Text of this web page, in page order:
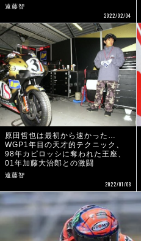
遠藤智
2022/02/04
原田哲也は最初から速かった…
WGP1年目の天才的テクニック、
98年カピロッシに奪われた王座、
01年加藤大治郎との激闘
遠藤智
2022/01/08